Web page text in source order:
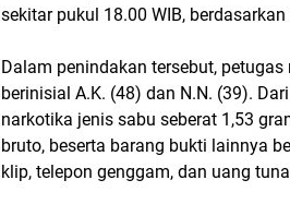
sekitar pukul 18.00 WIB,
Dalam penindakan tersebut,
berinisial A.K. (48) dan N.N. (39).
narkotika jenis sabu seberat 1,53
bruto, beserta barang bukti lainnya
klip, telepon genggam, dan uang